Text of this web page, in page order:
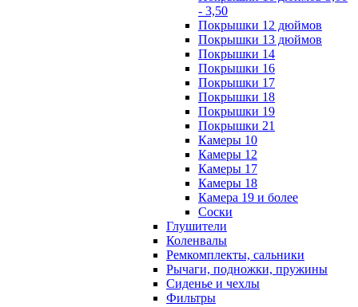
- 3,50
Покрышки 12 дюймов
Покрышки 13 дюймов
Покрышки 14
Покрышки 16
Покрышки 17
Покрышки 18
Покрышки 19
Покрышки 21
Камеры 10
Камеры 12
Камеры 17
Камеры 18
Камера 19 и более
Соски
Глушители
Коленвалы
Ремкомплекты, сальники
Рычаги, подножки, пружины
Сиденье и чехлы
Фильтры